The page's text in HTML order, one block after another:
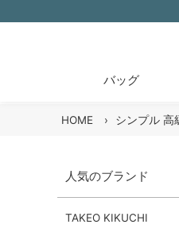
バッグ
HOME › シンプル
人気のブランド
TAKEO KIKUCHI